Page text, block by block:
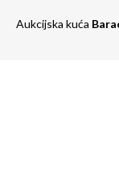
Aukcijska kuća